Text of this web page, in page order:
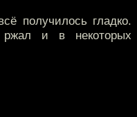
получилось гладко.
ржал и в некоторых